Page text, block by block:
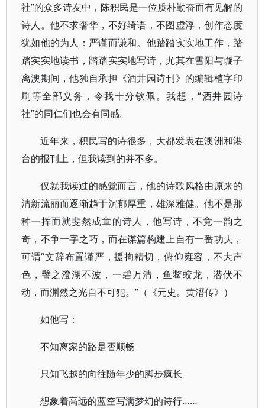
社”的众多诗友中，陈积民是一位质朴勤奋而有见解的
诗人。他不求奢华，不好绮语，不图虚浮，创作态度
犹如他的为人：严谨而谦和。他踏踏实实地工作，踏
踏实实地读书，踏踏实实地写诗，尤其在雪阳与璇子
离澳期间，他独自承担《酒井园诗刊》的编辑植字印
刷等全部义务，令我十分钦佩。我想，“酒井园诗
社”的同仁们也会有同感。
近年来，积民写的诗很多，大都发表在澳洲和港
台的报刊上，但我读到的并不多。
仅就我读过的感觉而言，他的诗歌风格由原来的
清新流丽而逐渐趋于沉郁厚重，雄深雅健。他不是那
种一挥而就斐然成章的诗人，他写诗，不竞一韵之
奇，不争一字之巧，而在谋篇构建上自有一番功夫，
可谓“文辞布置谨严，援拘精切，俯仰雍容，不大声
色，譬之澄湖不波，一碧万清，鱼鳖蛟龙，潜伏不
动，而渊然之光自不可犯。”（《元史。黄溍传》）
如他写：
不知离家的路是否顺畅
只知飞越的向往随年少的脚步疯长
想象着高远的蓝空写满梦幻的诗行……